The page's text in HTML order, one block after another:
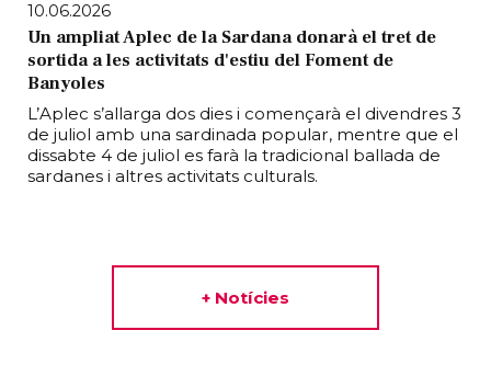
10.06.2026
Un ampliat Aplec de la Sardana donarà el tret de
sortida a les activitats d'estiu del Foment de
Banyoles
L’Aplec s’allarga dos dies i començarà el divendres 3
de juliol amb una sardinada popular, mentre que el
dissabte 4 de juliol es farà la tradicional ballada de
sardanes i altres activitats culturals.
+ Notícies